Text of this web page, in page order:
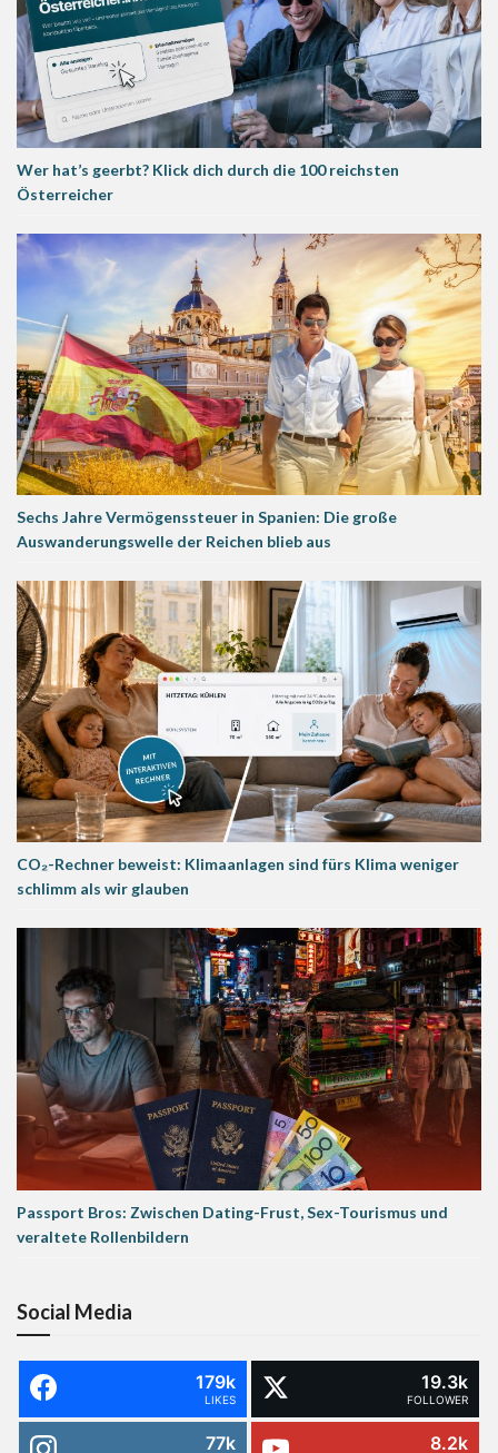
Wer hat’s geerbt? Klick dich durch die 100 reichsten
Österreicher
Sechs Jahre Vermögenssteuer in Spanien: Die große
Auswanderungswelle der Reichen blieb aus
CO₂-Rechner beweist: Klimaanlagen sind fürs Klima weniger
schlimm als wir glauben
Passport Bros: Zwischen Dating-Frust, Sex-Tourismus und
veraltete Rollenbildern
Social Media
179k
LIKES
19.3k
FOLLOWER
77k 8.2k